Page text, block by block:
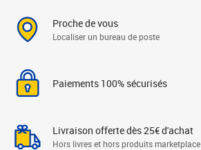
Proche de vous
Localiser un bureau de poste
Paiements 100% sécurisés
Livraison offerte dès 25€ d'achat
Hors livres et hors produits marketplace